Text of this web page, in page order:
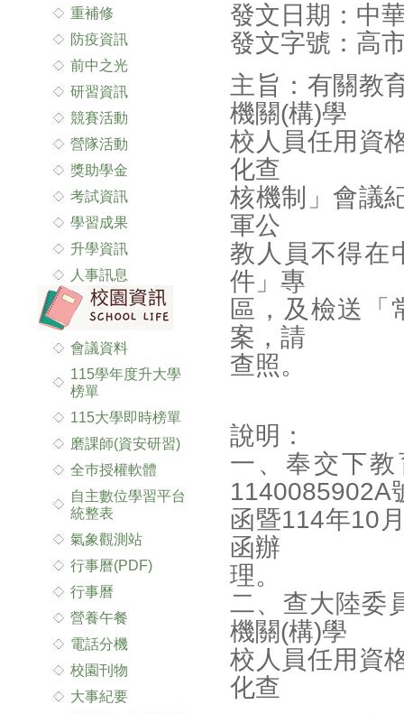
重補修
防疫資訊
前中之光
研習資訊
競賽活動
營隊活動
獎助學金
考試資訊
學習成果
升學資訊
人事訊息
會議資料
115學年度升大學
榜單
115大學即時榜單
磨課師(資安研習)
全巿授權軟體
自主數位學習平台
統整表
氣象觀測站
行事曆(PDF)
行事曆
營養午餐
電話分機
校園刊物
大事紀要
發文日期：中
發文字號：高
主旨：有關教
機關(構)學
校人員任用資
化查
核機制」會議
軍公
教人員不得在
件」專
區，及檢送「
案，請
查照。
說明：
一、奉交下
1140085902A
函暨114年10
函辦
理。
二、查大陸委
機關(構)學
校人員任用資
化查